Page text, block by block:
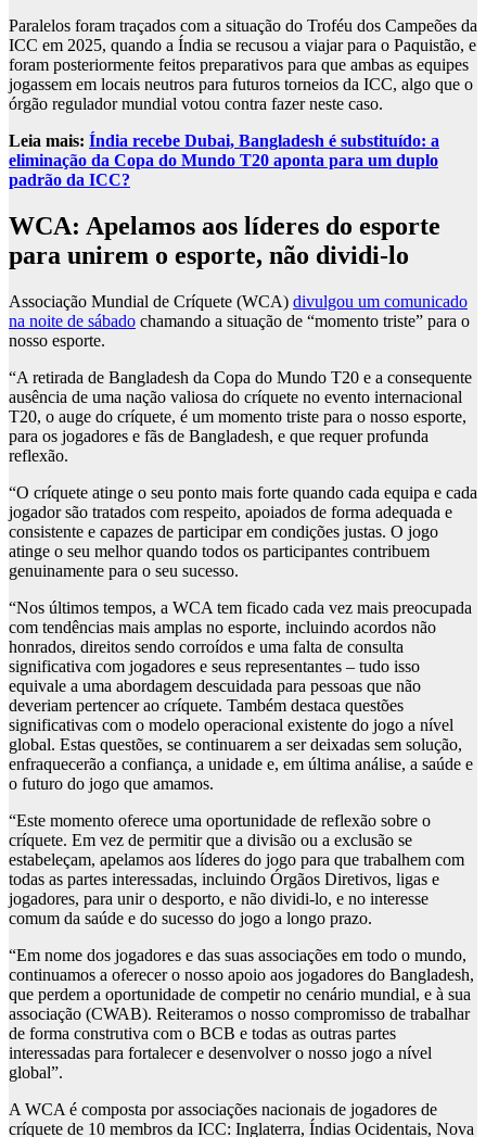
Paralelos foram traçados com a situação do Troféu dos Campeões da
ICC em 2025, quando a Índia se recusou a viajar para o Paquistão, e
foram posteriormente feitos preparativos para que ambas as equipes
jogassem em locais neutros para futuros torneios da ICC, algo que o
órgão regulador mundial votou contra fazer neste caso.
Leia mais: Índia recebe Dubai, Bangladesh é substituído: a
eliminação da Copa do Mundo T20 aponta para um duplo
padrão da ICC?
WCA: Apelamos aos líderes do esporte
para unirem o esporte, não dividi-lo
Associação Mundial de Críquete (WCA) divulgou um comunicado
na noite de sábado chamando a situação de “momento triste” para o
nosso esporte.
“A retirada de Bangladesh da Copa do Mundo T20 e a consequente
ausência de uma nação valiosa do críquete no evento internacional
T20, o auge do críquete, é um momento triste para o nosso esporte,
para os jogadores e fãs de Bangladesh, e que requer profunda
reflexão.
“O críquete atinge o seu ponto mais forte quando cada equipa e cada
jogador são tratados com respeito, apoiados de forma adequada e
consistente e capazes de participar em condições justas. O jogo
atinge o seu melhor quando todos os participantes contribuem
genuinamente para o seu sucesso.
“Nos últimos tempos, a WCA tem ficado cada vez mais preocupada
com tendências mais amplas no esporte, incluindo acordos não
honrados, direitos sendo corroídos e uma falta de consulta
significativa com jogadores e seus representantes – tudo isso
equivale a uma abordagem descuidada para pessoas que não
deveriam pertencer ao críquete. Também destaca questões
significativas com o modelo operacional existente do jogo a nível
global. Estas questões, se continuarem a ser deixadas sem solução,
enfraquecerão a confiança, a unidade e, em última análise, a saúde e
o futuro do jogo que amamos.
“Este momento oferece uma oportunidade de reflexão sobre o
críquete. Em vez de permitir que a divisão ou a exclusão se
estabeleçam, apelamos aos líderes do jogo para que trabalhem com
todas as partes interessadas, incluindo Órgãos Diretivos, ligas e
jogadores, para unir o desporto, e não dividi-lo, e no interesse
comum da saúde e do sucesso do jogo a longo prazo.
“Em nome dos jogadores e das suas associações em todo o mundo,
continuamos a oferecer o nosso apoio aos jogadores do Bangladesh,
que perdem a oportunidade de competir no cenário mundial, e à sua
associação (CWAB). Reiteramos o nosso compromisso de trabalhar
de forma construtiva com o BCB e todas as outras partes
interessadas para fortalecer e desenvolver o nosso jogo a nível
global”.
A WCA é composta por associações nacionais de jogadores de
críquete de 10 membros da ICC: Inglaterra, Índias Ocidentais, Nova